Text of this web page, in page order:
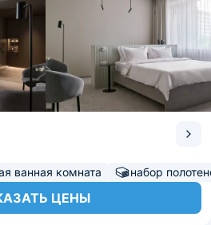
ванная комната набор
ЦЕНЫ